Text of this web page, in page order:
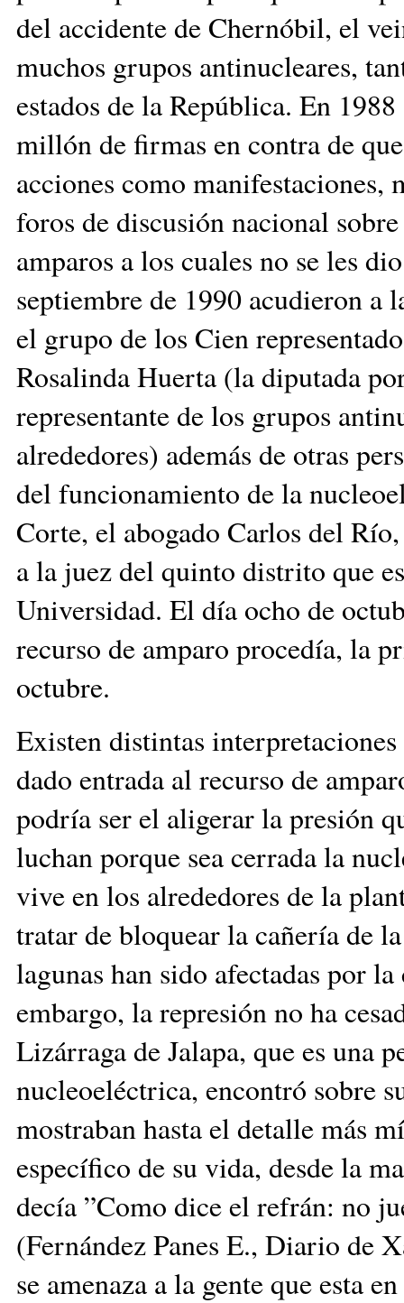
del accidente de Chernóbil, el
muchos grupos antinucleares,
estados de la República. En
millón de firmas en contra de
acciones como manifestaciones,
foros de discusión nacional
amparos a los cuales no se les
septiembre de 1990 acudieron a
el grupo de los Cien
Rosalinda Huerta (la diputada
representante de los grupos
alrededores) además de otras
del funcionamiento de la
Corte, el abogado Carlos del
a la juez del quinto distrito que
Universidad. El día ocho de
recurso de amparo procedía, la
octubre.
Existen distintas
dado entrada al recurso de
podría ser el aligerar la presión
luchan porque sea cerrada la
vive en los alrededores de la
tratar de bloquear la cañería de
lagunas han sido afectadas por
embargo, la represión no ha
Lizárraga de Jalapa, que es una
nucleoeléctrica, encontró sobre
mostraban hasta el detalle más
específico de su vida, desde la
decía ”Como dice el refrán: no
(Fernández Panes E., Diario de
se amenaza a la gente que esta